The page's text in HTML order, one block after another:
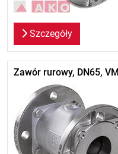
Szczegóły
Zawór rurowy, DN65,